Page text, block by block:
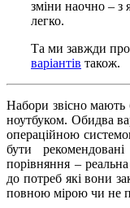
зміни наочно – з
легко.
Та ми завжди
варіантів також.
Набори звісно
ноутбуком. Обидва
операційною
бути
порівняння –
до потреб які вони
повною мірою чи не